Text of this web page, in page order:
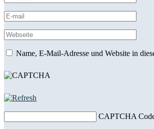
Name, E-Mail-Adresse und Website in
CAPTCHA